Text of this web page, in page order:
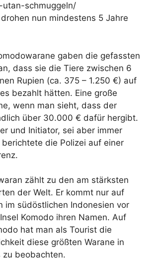
schmuggeln/
nun mindestens 5 Jahre
gaben die gefassten
dass sie die Tiere zwischen 6
Rupien (ca. 375 – 1.250 €) auf
bezahlt hätten. Eine große
wenn man sieht, dass der
über 30.000 € dafür hergibt.
und Initiator, sei aber immer
die Polizei auf einer
zählt zu den am stärksten
der Welt. Er kommt nur auf
im südöstlichen Indonesien vor
Komodo ihren Namen. Auf
hat man als Tourist die
diese größten Warane in
zu beobachten.